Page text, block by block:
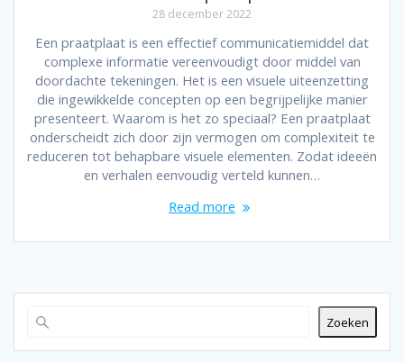
28 december 2022
Een praatplaat is een effectief communicatiemiddel dat
complexe informatie vereenvoudigt door middel van
doordachte tekeningen. Het is een visuele uiteenzetting
die ingewikkelde concepten op een begrijpelijke manier
presenteert. Waarom is het zo speciaal? Een praatplaat
onderscheidt zich door zijn vermogen om complexiteit te
reduceren tot behapbare visuele elementen. Zodat ideeën
en verhalen eenvoudig verteld kunnen…
Read more
Zoeken